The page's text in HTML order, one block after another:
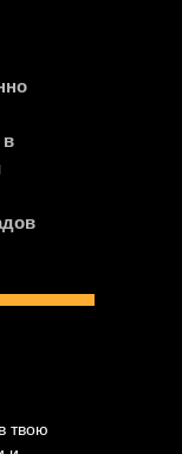
твою
в